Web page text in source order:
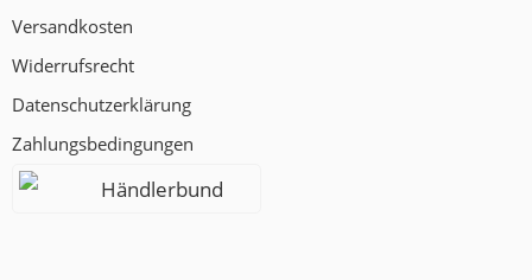
Versandkosten
Widerrufsrecht
Datenschutzerklärung
Zahlungsbedingungen
Händlerbund